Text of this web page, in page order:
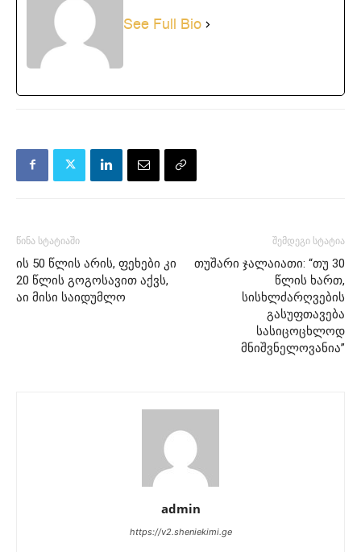
See Full Bio
წინა სტატიაში
ის 50 წლის არის, ფეხები კი
20 წლის გოგოსავით აქვს,
აი მისი საიდუმლო
შემდეგი სტატია
თუშარი ჯალაიათი: “თუ 30
წლის ხართ,
სისხლძარღვების
გასუფთავება
სასიცოცხლოდ
მნიშვნელოვანია”
admin
https://v2.sheniekimi.ge